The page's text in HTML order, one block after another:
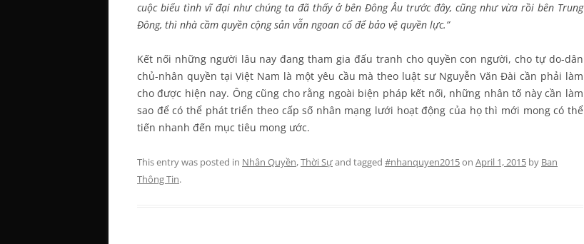
cuộc biểu tình vĩ đại như chúng ta đã thấy ở bên Đông Âu trước đây, cũng như vừa rồi bên Trung
Đông, thì nhà cầm quyền cộng sản vẫn ngoan cố để bảo vệ quyền lực.”
Kết nối những người lâu nay đang tham gia đấu tranh cho quyền con người, cho tự do-dân
chủ-nhân quyền tại Việt Nam là một yêu cầu mà theo luật sư Nguyễn Văn Đài cần phải làm
cho được hiện nay. Ông cũng cho rằng ngoài biện pháp kết nối, những nhân tố này cần làm
sao để có thể phát triển theo cấp số nhân mạng lưới hoạt động của họ thì mới mong có thể
tiến nhanh đến mục tiêu mong ước.
This entry was posted in Nhân Quyền,Thời Sựand tagged #nhanquyen2015on April 1, 2015 by Ban
Thông Tin.